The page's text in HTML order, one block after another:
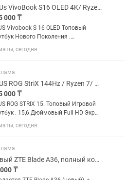
ASUs VivoBook S16 OLED 4K/ Ryzen Ai 9 /Озу-24/ Топовый Ноутбук
000 ₸
Vivobook S 16 OLED Топовый
Нового Поколения .
в начале 2025года ,
не часто , состояние
и мощный. Отлично подойдет
сегодня
ASUS ROG StriX 144Hz / Ryzen 7/ ОЗУ-16/Игровой Ноутбук
000 ₸
STRIX 15. Топовый Игровой
. 15,6 Дюймовый Full HD Экран
Мощный Ноутбук ,
в начале 2023года ,
Отличное ....
сегодня
Новый ZTE Blade A36, полный комплект
₸